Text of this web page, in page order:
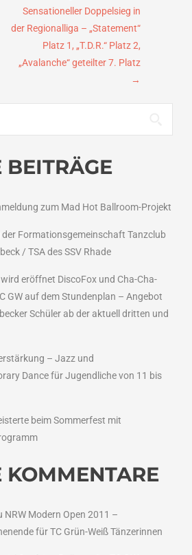
Sensationeller Doppelsieg in
der Regionalliga – „Statement“
Platz 1, „T.D.R.“ Platz 2,
„Avalanche“ geteilter 7. Platz
→
BEITRÄGE
zum Mad Hot Ballroom-Projekt
der Formationsgemeinschaft Tanzclub
/ TSA des SSV Rhade
eröffnet DiscoFox und Cha-Cha-
GW auf dem Stundenplan – Angebot
Schüler ab der aktuell dritten und
– Jazz und
Dance für Jugendliche von 11 bis
beim Sommerfest mit
KOMMENTARE
NRW Modern Open 2011 –
für TC Grün-Weiß Tänzerinnen